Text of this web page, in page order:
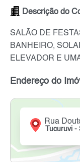
Descrição do
SALÃO DE
BANHEIRO,
ELEVADOR E
Endereço do
Rua
Tucuruvi